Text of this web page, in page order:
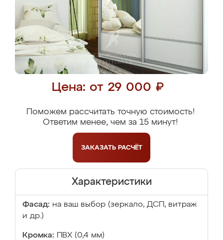
Цена: от 29 000 ₽
Поможем рассчитать точную стоимость!
Ответим менее, чем за 15 минут!
ЗАКАЗАТЬ РАСЧЁТ
Характеристики
Фасад: на ваш выбор (зеркало, ДСП, витраж
и др.)
Кромка: ПВХ (0,4 мм)